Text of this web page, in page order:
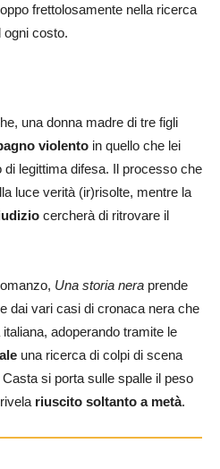
frettolosamente nella ricerca
ogni costo.
una donna madre di tre figli
violento in quello che lei
legittima difesa. Il processo che
luce verità (ir)risolte, mentre la
cercherà di ritrovare il
Una storia nera prende
dai vari casi di cronaca nera che
adoperando tramite le
una ricerca di colpi di scena
si porta sulle spalle il peso
riuscito soltanto a metà.